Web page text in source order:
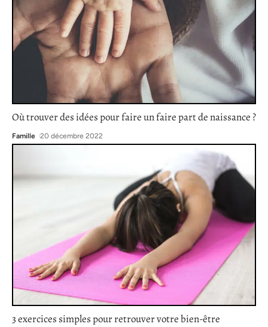
Où trouver des idées pour faire un faire part de naissance ?
Famille 20 décembre 2022
3 exercices simples pour retrouver votre bien-être